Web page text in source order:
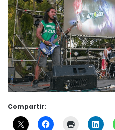
Compartir: